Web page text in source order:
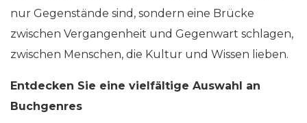
nur Gegenstände sind, sondern eine Brücke
zwischen Vergangenheit und Gegenwart schlagen,
zwischen Menschen, die Kultur und Wissen lieben.
Entdecken Sie eine vielfältige Auswahl an
Buchgenres